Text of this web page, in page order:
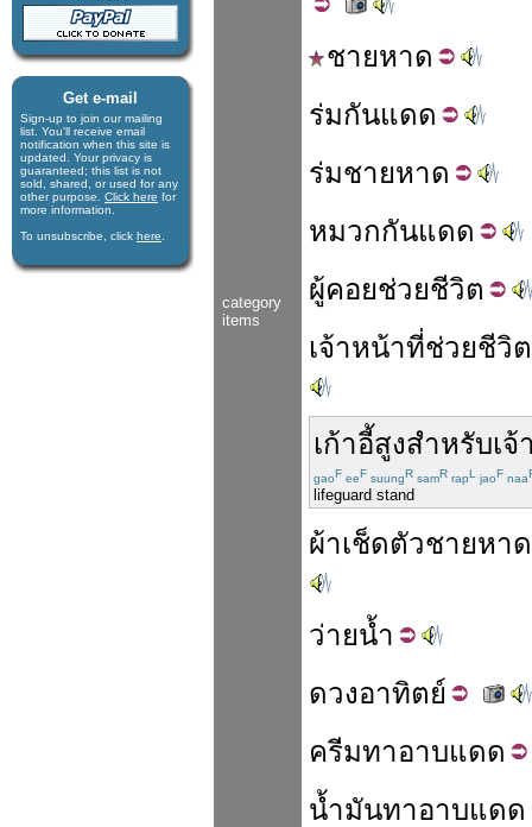
Get e-mail
Sign-up to join our mail­ing
list. You'll receive e­mail
notification when this site is
updated. Your privacy is
guaran­teed; this list is not
sold, shared, or used for any
other purpose. Click here for
more infor­mation.
To unsubscribe, click here
category
items
ชายหาด
ร่มกันแดด
ร่มชายหาด
หมวกกันแดด
ผู้คอยช่วยชีวิต
เจ้าหน้าที่ช่วยชีวิต
เก้าอี้สูงสำหรับเ
gaoF eeF suungR samR rapL jaoF naa
lifeguard stand
ผ้าเช็ดตัวชายหาด
ว่ายน้ำ
ดวงอาทิตย์
ครีมทาอาบแดด
น้ำมันทาอาบแดด